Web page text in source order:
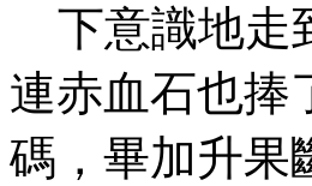
下意識地走
連赤血石也捧
碼，畢加升果